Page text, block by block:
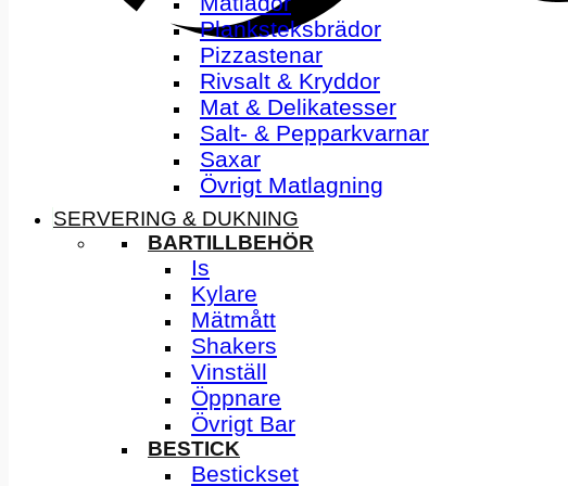
Planksteksbrädor
Pizzastenar
Rivsalt & Kryddor
Mat & Delikatesser
Salt- & Pepparkvarnar
Saxar
Övrigt Matlagning
SERVERING & DUKNING
BARTILLBEHÖR
Is
Kylare
Mätmått
Shakers
Vinställ
Öppnare
Övrigt Bar
BESTICK
Bestickset